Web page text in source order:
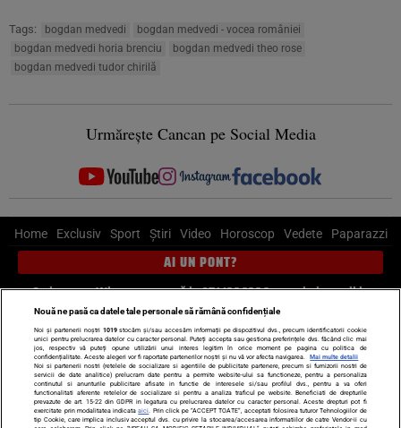
Tags: bogdan medvedi
bogdan medvedi - vocea româniei
bogdan medvedi horia brenciu
bogdan medvedi theo rose
bogdan medvedi tudor chirilă
Urmărește Cancan pe Social Media
Home Exclusiv Sport Știri Video Horoscop Vedete Paparazzi
AI UN PONT?
Scrie-ne pe Whatsapp, sună la 0741226226 sau trimite mail la
pont@cancan.ro
Știri interne Știri externe
Politică
Ultimele stiri
Diete Insula Iubirii Dictionar de vise
LIFE STYLE
Horoscop
Nouă ne pasă ca datele tale personale să rămână confidențiale
Noi și partenerii noștri 1019stocăm și/sau accesăm informații pe dispozitivul dvs., precum identificatorii cookie
unici pentru prelucrarea datelor cu caracter personal. Puteți accepta sau gestiona preferințele dvs. făcând clic mai
jos, respectiv vă puteți opune utilizării unui interes legitim în orice moment pe pagina cu politica de
confidențialitate. Aceste alegeri vor fi raportate partenerilor noștri și nu vă vor afecta navigarea.
Mai multe detalii
Noi si partenerii nostri (retelele de socializare si agentiile de publicitate partenere, precum si furnizorii nostri de
servicii de date analitice) prelucram date pentru a permite website-ului sa functioneze, pentru a personaliza
continutul si anunturile publicitare afisate in functie de interesele si/sau profilul dvs., pentru a va oferi
functionalitati aferente retelelor de socializare si pentru a analiza traficul pe website. Beneficiati de drepturile
prevazute de art. 15-22 din GDPR in legatura cu prelucrarea datelor cu caracter personal. Aceste drepturi pot fi
exercitate prin modalitatea indicataaici . Prin click pe “ACCEPT TOATE”, acceptati folosirea tuturor Tehnologiilor de
tip Cookie, care implica inclusiv acceptul dvs. cu privire la stocarea/accesarea informatiilor de catre Vendor-ii cu